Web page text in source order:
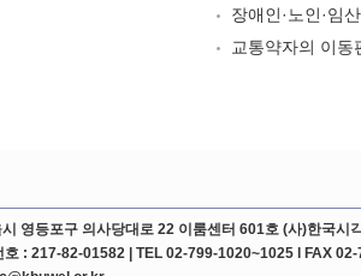
장애인·노인·임
교통약자의 이동
영등포구 의사당대로 22 이룸센터 601호 (사)한국시
호 : 217-82-01582 | TEL 02-799-1020~1025 l FAX